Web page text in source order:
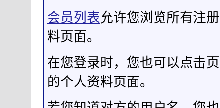
会员列表允许您浏览所有注
料页面。
在您登录时，您也可以点击
的个人资料页面。